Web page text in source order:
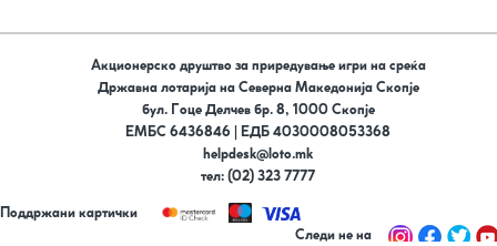
Акционерско друштво за приредување игри на среќа
Државна лотарија на Северна Македонија Скопје
бул. Гоце Делчев бр. 8, 1000 Скопје
ЕМБС 6436846 | ЕДБ 4030008053368
helpdesk@loto.mk
тел: (02) 323 7777
Поддржани картички
Следи не на